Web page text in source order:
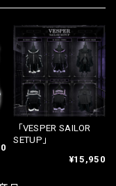
「VESPER SAILOR
SETUP」
¥15,950